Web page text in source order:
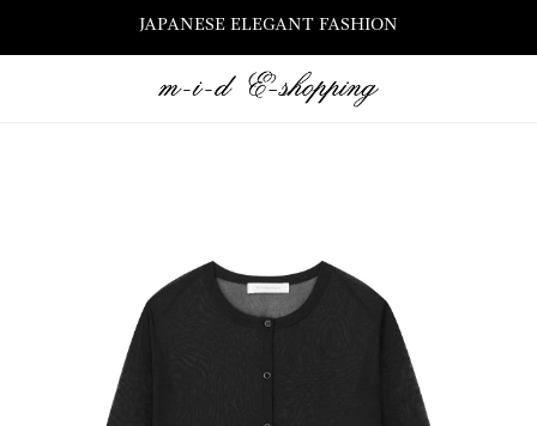
JAPANESE ELEGANT FASHION